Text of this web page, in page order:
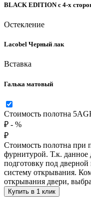
BLACK EDITION с 4-х
Остекление
Lacobel Черный лак
Вставка
Галька матовый
Стоимость полотна
₽ - %
₽
Стоимость полотна при
фурнитурой. Т.к. данное
подготовку под
систему открывания.
открывания двери,
Купить в 1 клик